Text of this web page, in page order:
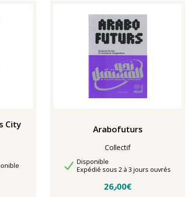
City
Arabofuturs
Collectif
Disponibilité
Disponible
Délais de livraison
Expédié sous 2 à 3 jours ouvrés
26٫00€